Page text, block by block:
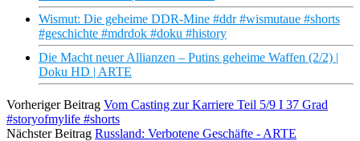
Wismut: Die geheime DDR-Mine #ddr #wismutaue #shorts
#geschichte #mdrdok #doku #history
Die Macht neuer Allianzen – Putins geheime Waffen (2/2) |
Doku HD | ARTE
Vorheriger Beitrag Vom Casting zur Karriere Teil 5/9 I 37 Grad
#storyofmylife #shorts
Nächster Beitrag Russland: Verbotene Geschäfte - ARTE